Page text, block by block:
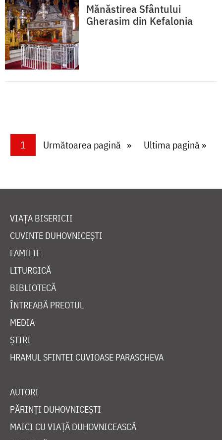
Mănăstirea Sfântului
Gherasim din Kefalonia
PaginareCurrent page
1 Next page
Următoarea pagină Last page
Ultima pagină »
VIAȚA BISERICII
CUVINTE DUHOVNICEȘTI
FAMILIE
LITURGICĂ
BIBLIOTECĂ
ÎNTREABĂ PREOTUL
MEDIA
ȘTIRI
HRAMUL SFINTEI CUVIOASE PARASCHEVA
AUTORI
PĂRINȚI DUHOVNICEȘTI
MAICI CU VIAȚĂ DUHOVNICEASCĂ